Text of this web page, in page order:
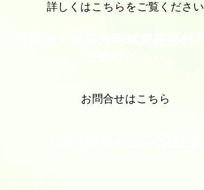
詳しくはこちらをご覧ください
お問合せはこちら